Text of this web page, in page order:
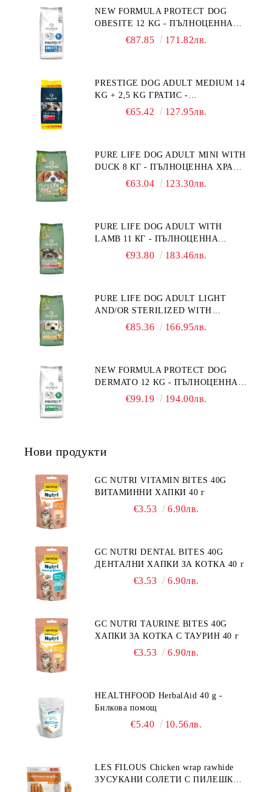
NEW FORMULA PROTECT DOG
OBESITE 12 KG - ПЪЛНОЦЕННА
ДИЕТИЧНА ХРАНА ЗА КУЧЕТА
"РЕГУЛИРАНЕ НА ВНОСА НА
ГЛЮКОЗА (DIABETES MELLITUS)."
€87.85 171.82лв.
PRESTIGE DOG ADULT MEDIUM 14
KG + 2,5 KG ГРАТИС -
ПЪЛНОЦЕННА ХРАНА ЗА
€65.42 127.95лв.
PURE LIFE DOG ADULT MINI WITH
DUCK 8 КГ - ПЪЛНОЦЕННА ХРАНА
ЗА ПОРАСНАЛИ КУЧЕТА ОТ
ГЛУТЕН. ПРОИЗВЕДЕНА ВЪВ
ФРАНЦИЯ.
€63.04 123.30лв.
PURE LIFE DOG ADULT WITH
LAMB 11 КГ - ПЪЛНОЦЕННА
ХРАНА ЗА ПОРАСНАЛИ КУЧЕТА С
НАД 1 ГОДИНА. БЕЗ ЗЪРНО, БЕЗ
ГЛУТЕН. ПРОИЗВЕДЕНА ВЪВ
ФРАНЦИЯ.
€93.80 183.46лв.
PURE LIFE DOG ADULT LIGHT
AND/OR STERILIZED WITH
CHICKEN 12 КГ - ПЪЛНОЦЕННА
КАСТРИРАНИ КУЧЕТА ОТ ВСИЧКИ
ПОРОДИ НА ВЪЗРАСТ НАД 1
ГОДИНА, С ПИЛЕ. БЕЗ ЗЪРНО, БЕЗ
€85.36 166.95лв.
NEW FORMULA PROTECT DOG
DERMATO 12 KG - ПЪЛНОЦЕННА
ДИЕТИЧНА ХРАНА ЗА КУЧЕТА
ЗАГУБА НА КОЗИНА".
НЕПОНОСИМОСТТА КЪМ НЯКОИ
СЪСТАВКИ И ХРАНИ
€99.19 194.00лв.
Нови продукти
GC NUTRI VITAMIN BITES 40G
ВИТАМИННИ ХАПКИ 40 г
€3.53 6.90лв.
GC NUTRI DENTAL BITES 40G
ДЕНТАЛНИ ХАПКИ ЗА КОТКА 40 г
€3.53 6.90лв.
GC NUTRI TAURINE BITES 40G
ХАПКИ ЗА КОТКА С ТАУРИН 40 г
€3.53 6.90лв.
HEALTHFOOD HerbalAid 40 g -
Билкова помощ
€5.40 10.56лв.
LES FILOUS Chicken wrap rawhide
ЗУСУКАНИ СОЛЕТИ С ПИЛЕШКО,